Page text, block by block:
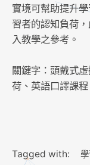
實境可幫助提升
習者的認知負荷
入教學之參考。
關鍵字：頭戴式
荷、英語口譯課程
Tagged with: